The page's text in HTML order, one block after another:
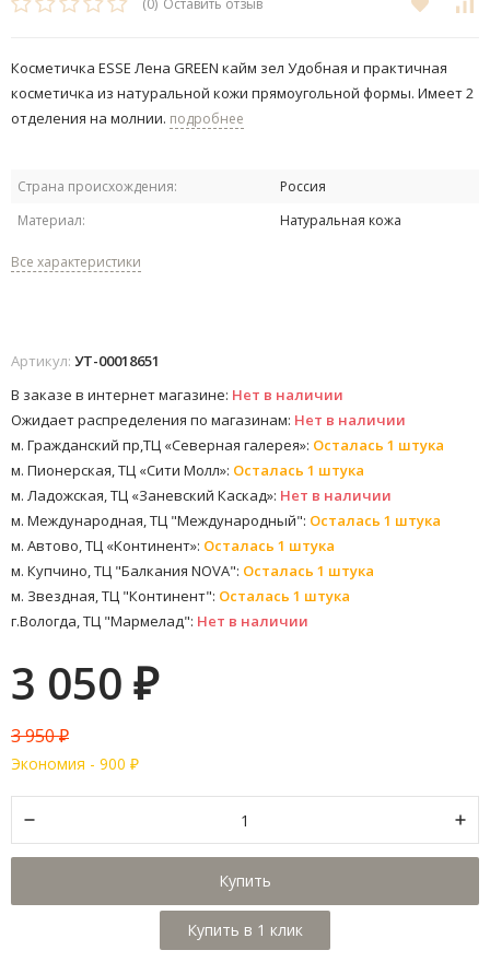
(0) Оставить отзыв
Косметичка ESSE Лена GREEN кайм зел Удобная и практичная
косметичка из натуральной кожи прямоугольной формы. Имеет 2
отделения на молнии. подробнее
Страна происхождения:
Россия
Материал:
Натуральная кожа
Все характеристики
Артикул: УТ-00018651
В заказе в интернет магазине: Нет в наличии
Ожидает распределения по магазинам: Нет в наличии
м. Гражданский пр,ТЦ «Северная галерея»: Осталась 1 штука
м. Пионерская, ТЦ «Сити Молл»: Осталась 1 штука
м. Ладожская, ТЦ «Заневский Каскад»: Нет в наличии
м. Международная, ТЦ "Международный": Осталась 1 штука
м. Автово, ТЦ «Континент»: Осталась 1 штука
м. Купчино, ТЦ "Балкания NOVA": Осталась 1 штука
м. Звездная, ТЦ "Континент": Осталась 1 штука
г.Вологда, ТЦ "Мармелад": Нет в наличии
3 050 ₽
3 950₽
Экономия - 900 ₽
Купить